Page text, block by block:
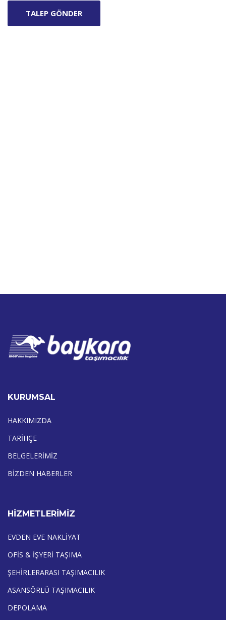
KURUMSAL
HAKKIMIZDA
TARİHÇE
BELGELERİMİZ
BİZDEN HABERLER
HİZMETLERİMİZ
EVDEN EVE NAKLİYAT
OFİS & İŞYERİ TAŞIMA
ŞEHİRLERARASI TAŞIMACILIK
ASANSÖRLÜ TAŞIMACILIK
DEPOLAMA